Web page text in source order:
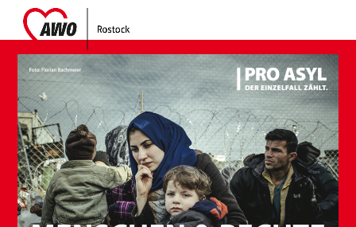
content
Open
mobile
menu
Close
mobile
menu